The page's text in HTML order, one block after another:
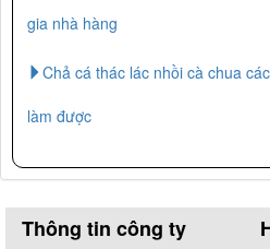
gia nhà hàng
Chả cá thác lác nhồi cà chua
làm được
Thông tin công ty